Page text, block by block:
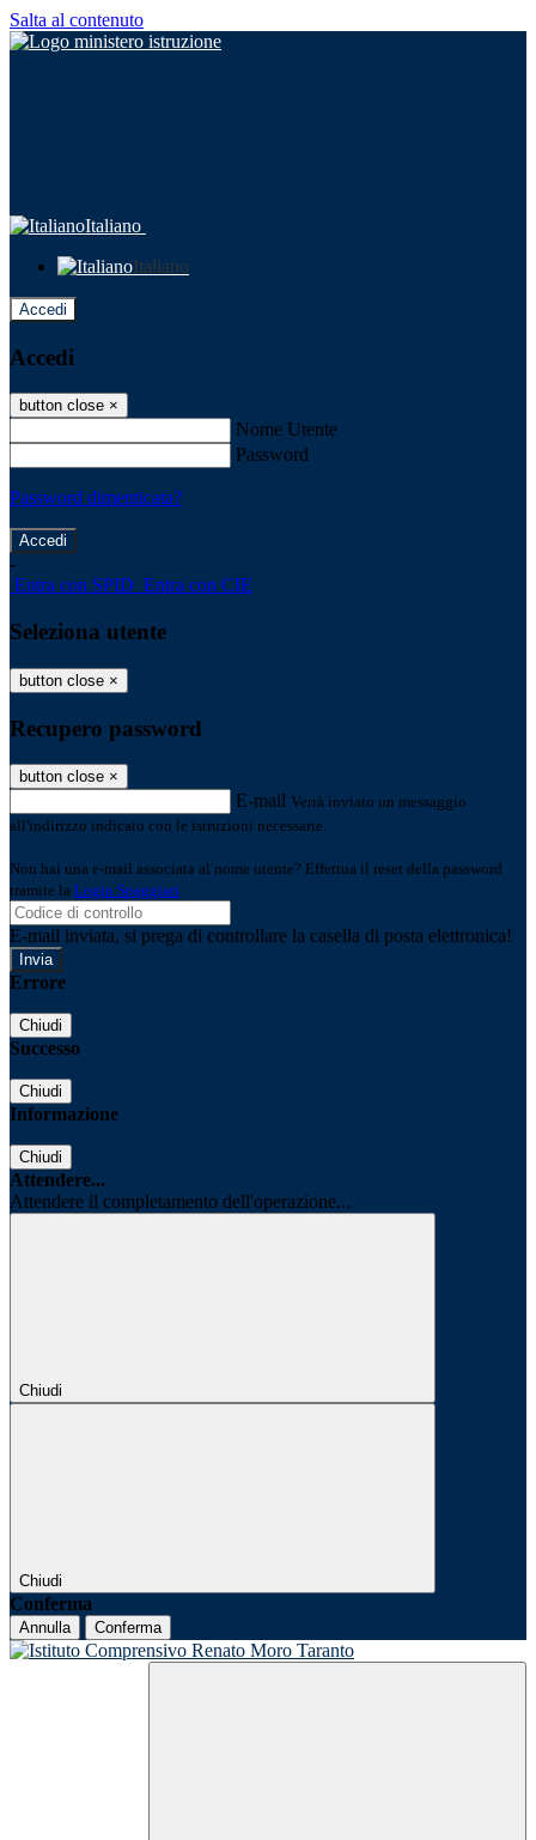
Salta al contenuto
Italiano
Italiano
Accedi
Accedi
button close ×
Nome Utente
Password
Password dimenticata?
-
Entra con SPID Entra con CIE
Seleziona utente
button close ×
Recupero password
button close ×
E-mail Verrà inviato un messaggio
all'indirizzo indicato con le istruzioni necessarie.
Non hai una e-mail associata al nome utente? Effettua il reset della password
tramite la Login Spaggiari
E-mail inviata, si prega di controllare la casella di posta elettronica!
Errore
Chiudi
Successo
Chiudi
Informazione
Chiudi
Attendere...
Attendere il completamento dell'operazione...
Chiudi
Chiudi
Conferma
Annulla Conferma